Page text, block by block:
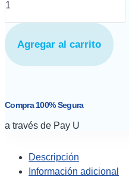
Agregar al carrito
Compra 100% Segura
a través de Pay U
Descripción
Información adicional